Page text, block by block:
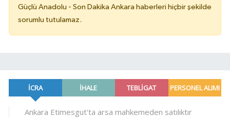
Güçlü Anadolu - Son Dakika Ankara haberleri hiçbir şekilde
sorumlu tutulamaz.